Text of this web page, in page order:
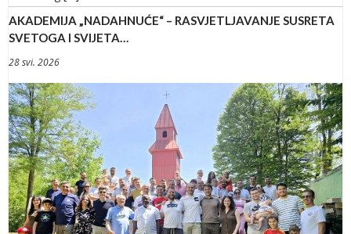
AKADEMIJA „NADAHNUĆE“ – RASVJETLJAVANJE SUSRETA
SVETOGA I SVIJETA…
28 svi. 2026